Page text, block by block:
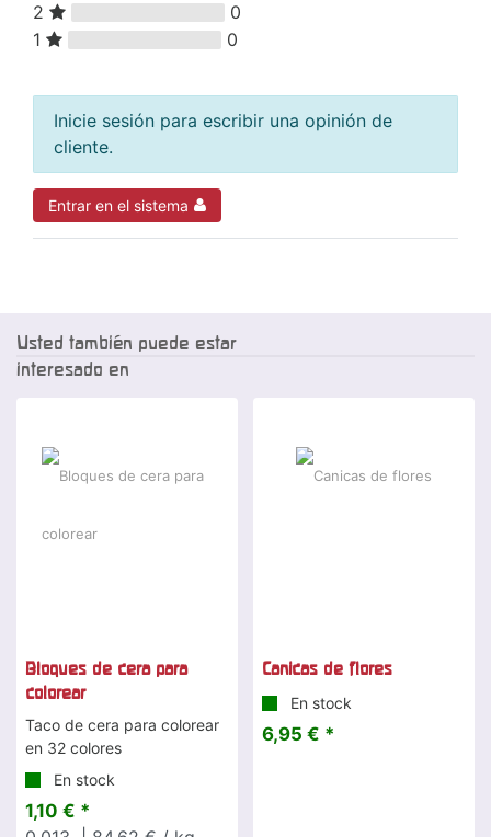
2
0
1
0
Inicie sesión para escribir una opinión de
cliente.
Entrar en el sistema
Usted también puede estar
interesado en
Bloques de cera para
colorear
Taco de cera para colorear
en 32 colores
En stock
1,10 € *
Canicas de flores
En stock
6,95 € *